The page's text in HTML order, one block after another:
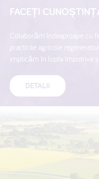
FACEȚI
Colaborăm îndeaproape cu
practicile agricole
implicăm în lupta împotriva
DETALII